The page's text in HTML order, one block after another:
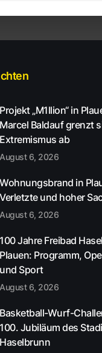
Projekt „M1llion“ in
Marcel Baldauf grenzt
Extremismus ab
August 6, 2026
Wohnungsbrand in
Verletzte und hoher
August 6, 2026
100 Jahre Freibad
Plauen: Programm,
und Sport
August 6, 2026
Basketball-Wurf-
100. Jubiläum des
Haselbrunn